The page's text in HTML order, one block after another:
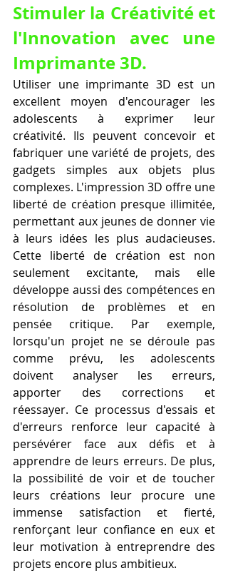
Stimuler la Créativité et
l'Innovation avec une
Imprimante 3D.
Utiliser une imprimante 3D est un
excellent moyen d'encourager les
adolescents à exprimer leur
créativité. Ils peuvent concevoir et
fabriquer une variété de projets, des
gadgets simples aux objets plus
complexes. L'impression 3D offre une
liberté de création presque illimitée,
permettant aux jeunes de donner vie
à leurs idées les plus audacieuses.
Cette liberté de création est non
seulement excitante, mais elle
développe aussi des compétences en
résolution de problèmes et en
pensée critique. Par exemple,
lorsqu'un projet ne se déroule pas
comme prévu, les adolescents
doivent analyser les erreurs,
apporter des corrections et
réessayer. Ce processus d'essais et
d'erreurs renforce leur capacité à
persévérer face aux défis et à
apprendre de leurs erreurs. De plus,
la possibilité de voir et de toucher
leurs créations leur procure une
immense satisfaction et fierté,
renforçant leur confiance en eux et
leur motivation à entreprendre des
projets encore plus ambitieux.